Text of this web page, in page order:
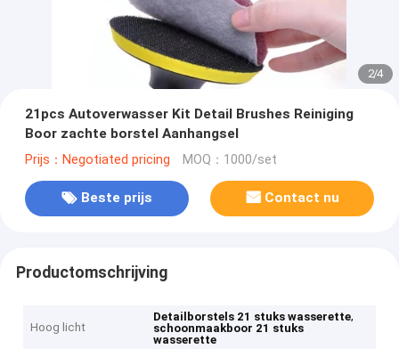
2/4
21pcs Autoverwasser Kit Detail Brushes Reiniging
Boor zachte borstel Aanhangsel
Prijs：Negotiated pricing MOQ：1000/set
Beste prijs Contact nu
Productomschrijving
Hoog licht
Detailborstels 21 stuks wasserette,
schoonmaakboor 21 stuks
wasserette